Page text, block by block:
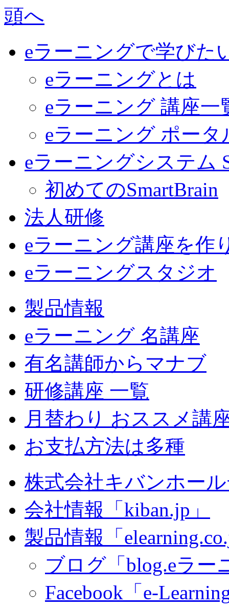
eラーニングで学びた
eラーニングとは
eラーニング 講座一
eラーニング ポータ
eラーニングシステム
初めてのSmartBrain
法人研修
eラーニング講座を作
eラーニングスタジオ
製品情報
eラーニング 名講座
有名講師からマナブ
研修講座 一覧
月替わり おススメ講
お支払方法は多種
株式会社キバンホー
会社情報「kiban.jp」
製品情報「
ブログ「blog.eラー
Facebook「e-